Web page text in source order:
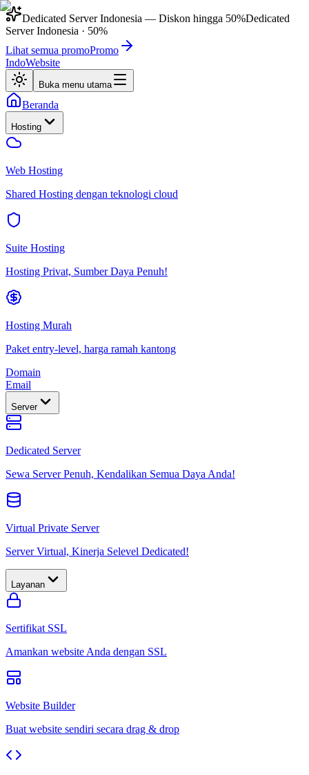
Dedicated Server Indonesia — Diskon hingga 50%Dedicated
Server Indonesia · 50%
Lihat semua promoPromo
IndoWebsite
Buka menu utama
Beranda
Hosting
Web Hosting
Shared Hosting dengan teknologi cloud
Suite Hosting
Hosting Privat, Sumber Daya Penuh!
Hosting Murah
Paket entry-level, harga ramah kantong
Domain
Email
Server
Dedicated Server
Sewa Server Penuh, Kendalikan Semua Daya Anda!
Virtual Private Server
Server Virtual, Kinerja Selevel Dedicated!
Layanan
Sertifikat SSL
Amankan website Anda dengan SSL
Website Builder
Buat website sendiri secara drag & drop